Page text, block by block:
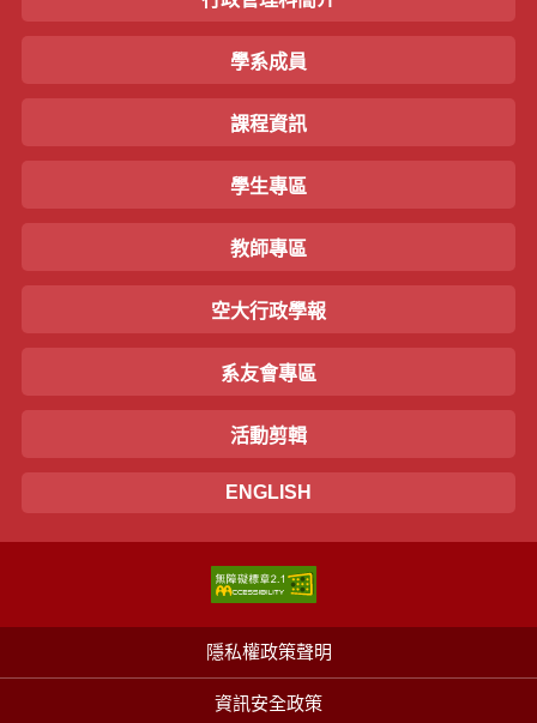
學系成員
課程資訊
學生專區
教師專區
空大行政學報
系友會專區
活動剪輯
ENGLISH
隱私權政策聲明
資訊安全政策